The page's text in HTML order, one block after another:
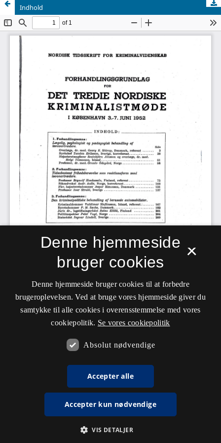
Indhold
×
Denne hjemmeside
bruger cookies
Denne hjemmeside bruger cookies til at forbedre
brugeroplevelsen. Ved at bruge vores hjemmeside giver du
samtykke til alle cookies i overensstemmelse med vores
cookiepolitik. Se vores cookiepolitik
Absolut nødvendige
Accepter alle
Accepter kun nødvendige
VIS DETALJER